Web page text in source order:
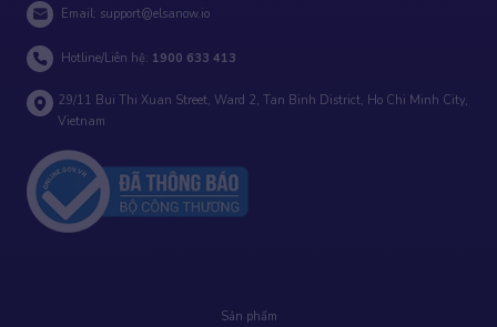
Email: support@elsanow.io
Hotline/Liên hệ: 1900 633 413
29/11 Bui Thi Xuan Street, Ward 2, Tan Binh District, Ho Chi Minh City,
Vietnam
Sản phẩm